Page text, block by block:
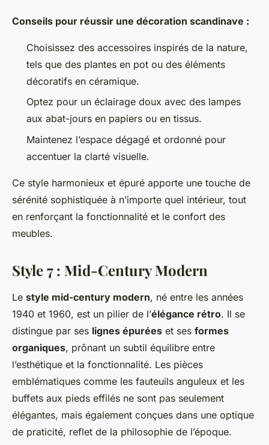
Conseils pour réussir une décoration scandinave :
Choisissez des accessoires inspirés de la nature,
tels que des plantes en pot ou des éléments
décoratifs en céramique.
Optez pour un éclairage doux avec des lampes
aux abat-jours en papiers ou en tissus.
Maintenez l’espace dégagé et ordonné pour
accentuer la clarté visuelle.
Ce style harmonieux et épuré apporte une touche de
sérénité sophistiquée à n’importe quel intérieur, tout
en renforçant la fonctionnalité et le confort des
meubles.
Style 7 : Mid-Century Modern
Le style mid-century modern, né entre les années
1940 et 1960, est un pilier de l’élégance rétro. Il se
distingue par ses lignes épurées et ses formes
organiques, prônant un subtil équilibre entre
l’esthétique et la fonctionnalité. Les pièces
emblématiques comme les fauteuils anguleux et les
buffets aux pieds effilés ne sont pas seulement
élégantes, mais également conçues dans une optique
de praticité, reflet de la philosophie de l’époque.